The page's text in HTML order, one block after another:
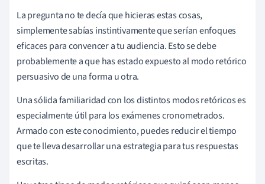
La pregunta no te decía que hicieras estas cosas,
simplemente sabías instintivamente que serían enfoques
eficaces para convencer a tu audiencia. Esto se debe
probablemente a que has estado expuesto al modo retórico
persuasivo de una forma u otra.
Una sólida familiaridad con los distintos modos retóricos es
especialmente útil para los exámenes cronometrados.
Armado con este conocimiento, puedes reducir el tiempo
que te lleva desarrollar una estrategia para tus respuestas
escritas.